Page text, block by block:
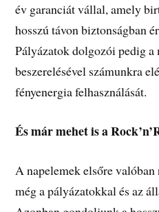
év garanciát vállal, amely
hosszú távon biztonságban
Pályázatok dolgozói pedig a
beszerelésével számunkra
fényenergia felhasználását.
És már mehet is a
A napelemek elsőre
még a pályázatokkal és az